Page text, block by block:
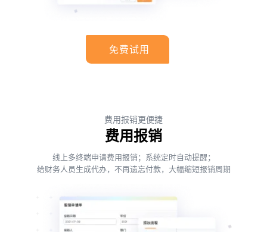
免费试用
费用报销更便捷
费用报销
线上多终端申请费用报销；系统定时自动提醒；
给财务人员生成代办，不再遗忘付款，大幅缩短报销周期